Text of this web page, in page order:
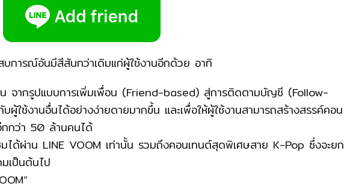
การณ์อันมีสีสันกว่าเดิมแก่ผู้ใช้งานอีกด้วย อาทิ
น จากรูปแบบการเพิ่มเพื่อน (Friend-based) สู่การติดตามบัญชี (Follow-
ผู้ใช้งานอื่นได้อย่างง่ายดายมากขึ้น และเพื่อให้ผู้ใช้งานสามารถสร้างสรรค์คอน
กกว่า 50 ล้านคนได้
ได้ผ่าน LINE VOOM เท่านั้น รวมถึงคอนเทนต์สุดพิเศษสาย K-Pop ซึ่งจะยก
เป็นต้นไป